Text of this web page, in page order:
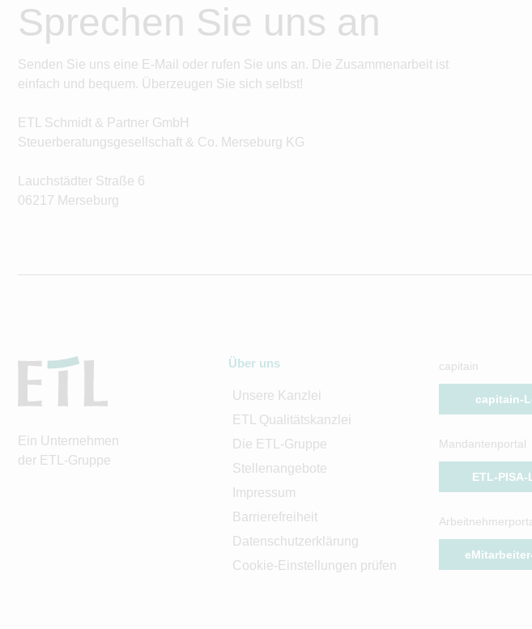
Sprechen Sie uns an
Senden Sie uns eine E-Mail oder rufen Sie uns an. Die Zusammenarbeit ist
einfach und bequem. Überzeugen Sie sich selbst!
ETL Schmidt & Partner GmbH
Steuerberatungsgesellschaft & Co. Merseburg KG
Lauchstädter Straße 6
06217 Merseburg
Ein Unternehmen
der ETL-Gruppe
Über uns
Unsere Kanzlei
ETL Qualitätskanzlei
Die ETL-Gruppe
Stellenangebote
Impressum
Barrierefreiheit
Datenschutzerklärung
Cookie-Einstellungen prüfen
capitain
capitain-
Mandantenportal
ETL-